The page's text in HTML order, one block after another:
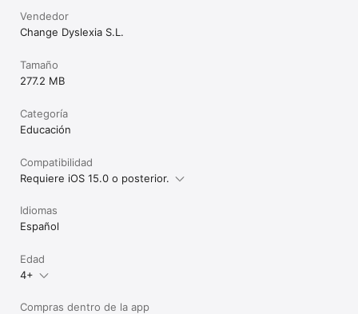
Vendedor
Change Dyslexia S.L.
Tamaño
277.2 MB
Categoría
Educación
Compatibilidad
Requiere iOS 15.0 o posterior.
Idiomas
Español
Edad
4+
Compras dentro de la app